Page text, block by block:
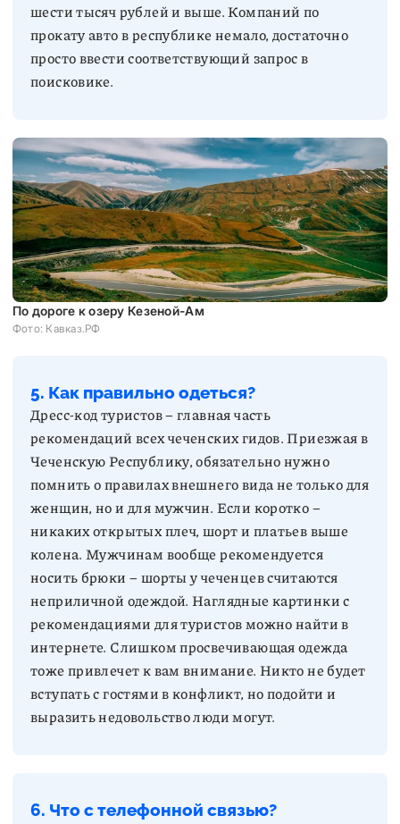
шести тысяч рублей и выше. Компаний по
прокату авто в республике немало, достаточно
просто ввести соответствующий запрос в
поисковике.
По дороге к озеру Кезеной-Ам
Фото: Кавказ.РФ
5. Как правильно одеться?
Дресс-код туристов – главная часть
рекомендаций всех чеченских гидов. Приезжая в
Чеченскую Республику, обязательно нужно
помнить о правилах внешнего вида не только для
женщин, но и для мужчин. Если коротко –
никаких открытых плеч, шорт и платьев выше
колена. Мужчинам вообще рекомендуется
носить брюки – шорты у чеченцев считаются
неприличной одеждой. Наглядные картинки с
рекомендациями для туристов можно найти в
интернете. Слишком просвечивающая одежда
тоже привлечет к вам внимание. Никто не будет
вступать с гостями в конфликт, но подойти и
выразить недовольство люди могут.
6. Что с телефонной связью?